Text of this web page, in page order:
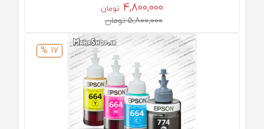
4,800,000 تومان
5,800,000 تومان
17 %